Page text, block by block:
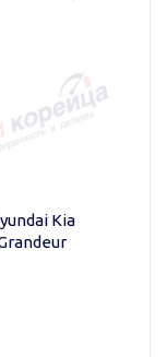
Kia